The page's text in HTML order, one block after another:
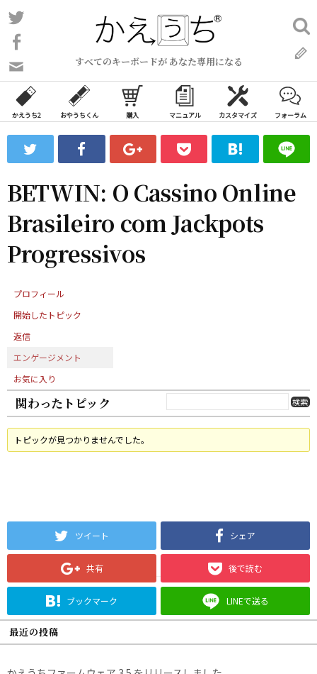
コ
ン
ン
ツ
ス
ッ
プ
すべてのキーボードが あなた専用になる
い
合
わ
フ
ォ
ム
検
索:
かえうち2 おやうちくん 購入 マニュアル カスタマイズ フォーラム
BETWIN: O Cassino Online
Brasileiro com Jackpots
Progressivos
プロフィール
開始したトピック
返信
エンゲージメント
お気に入り
関わったトピック
トピックが見つかりませんでした。
ツイート シェア
共有 後で読む
ブックマーク LINEで送る
最近の投稿